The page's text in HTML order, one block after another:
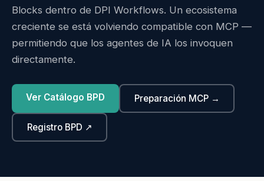
Blocks dentro de DPI Workflows. Un ecosistema
creciente se está volviendo compatible con MCP —
permitiendo que los agentes de IA los invoquen
directamente.
Ver Catálogo BPD Preparación MCP →
Registro BPD ↗